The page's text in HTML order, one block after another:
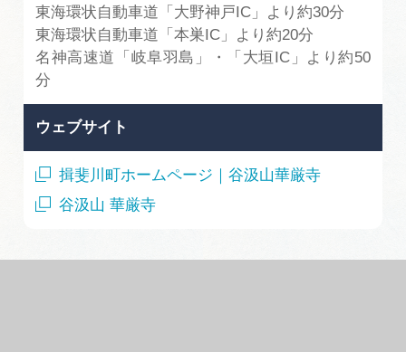
東海環状自動車道「大野神戸IC」より約30分
東海環状自動車道「本巣IC」より約20分
名神高速道「岐阜羽島」・「大垣IC」より約50
分
ウェブサイト
揖斐川町ホームページ｜谷汲山華厳寺
谷汲山 華厳寺